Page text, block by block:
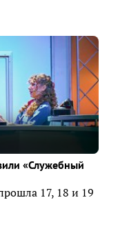
«Служебный
17, 18 и 19